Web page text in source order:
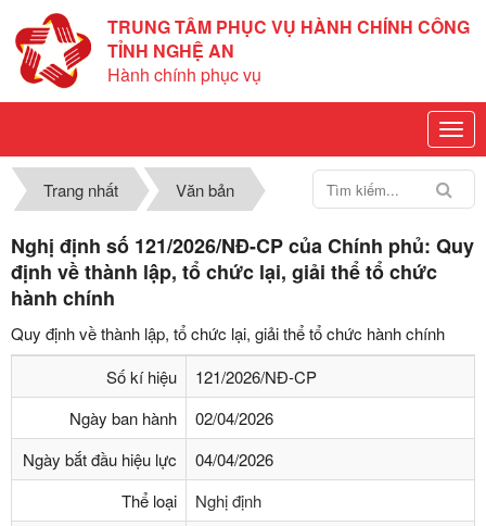
TRUNG TÂM PHỤC VỤ HÀNH CHÍNH CÔNG
TỈNH NGHỆ AN
Hành chính phục vụ
Trang nhất Văn bản
Nghị định số 121/2026/NĐ-CP của Chính phủ: Quy
định về thành lập, tổ chức lại, giải thể tổ chức
hành chính
Quy định về thành lập, tổ chức lại, giải thể tổ chức hành chính
Số kí hiệu
121/2026/NĐ-CP
Ngày ban hành
02/04/2026
Ngày bắt đầu hiệu lực
04/04/2026
Thể loại
Nghị định